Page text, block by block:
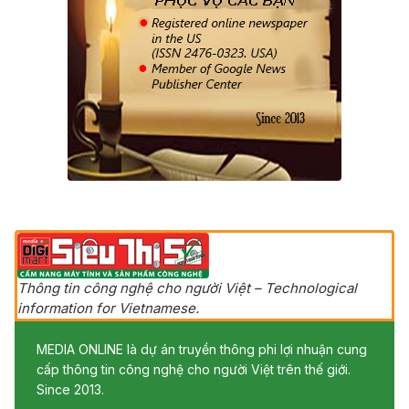
Thông tin công nghệ cho người Việt – Technological
information for Vietnamese.
MEDIA ONLINE là dự án truyền thông phi lợi nhuận cung
cấp thông tin công nghệ cho người Việt trên thế giới.
Since 2013.